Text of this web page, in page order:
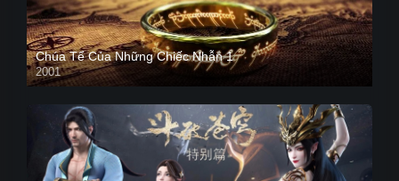
Chúa Tể Của Những Chiếc Nhẫn 1
2001